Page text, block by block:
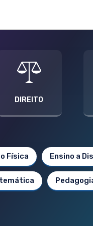
DIREITO
Física Ensino a